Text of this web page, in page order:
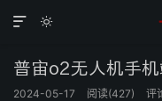


普宙o2无人机手
2024-05-17 阅读(427) 评